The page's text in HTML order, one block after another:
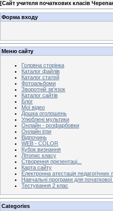
[Сайт учителя початкових класів
Форма входу
Меню сайту
Головна сторінка
Каталог файлів
Каталог статей
Фотоальбоми
Зворотній зв'язок
Каталог сайтів
Блог
Мої відео
Дошка оголошень
Улюблені мультики
Онлайн - розфарбовки
Онлайн ігри
Відпочинь
WEB - COLOR
Кубок визнання
Літопис класу
Створення презентаці...
Карта сайту
Електронна атестація педагогічних
Навчальні програми для
Тестування 2 клас
Categories